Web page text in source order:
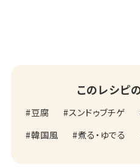
このレシピ
豆腐 スンドゥブチゲ
韓国風
煮る・ゆでる